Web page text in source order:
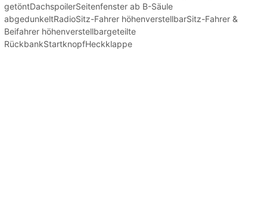
getöntDachspoilerSeitenfenster ab B-Säule
abgedunkeltRadioSitz-Fahrer höhenverstellbarSitz-Fahrer &
Beifahrer höhenverstellbargeteilte
RückbankStartknopfHeckklappe